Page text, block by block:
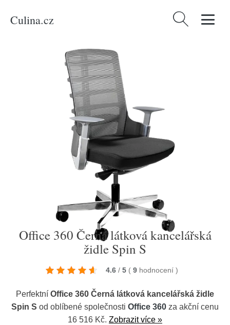
Culina.cz Vyhledávání
/Bydlení a doplňky
Office 360 Černá látková kancelářská
židle Spin S
4.6 / 5 ( 9 hodnocení )
Perfektní Office 360 Černá látková kancelářská židle
Spin S od oblíbené společnosti Office 360 za akční cenu
16 516 Kč. Zobrazit více »